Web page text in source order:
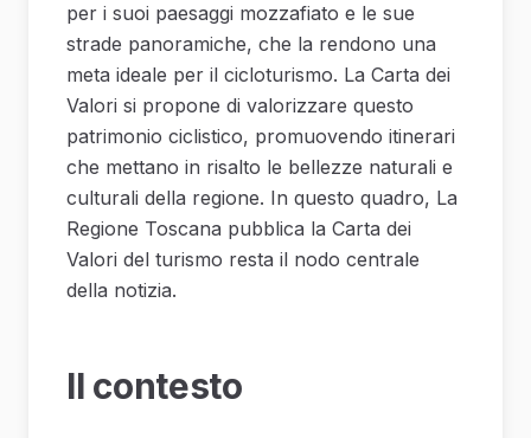
per i suoi paesaggi mozzafiato e le sue
strade panoramiche, che la rendono una
meta ideale per il cicloturismo. La Carta dei
Valori si propone di valorizzare questo
patrimonio ciclistico, promuovendo itinerari
che mettano in risalto le bellezze naturali e
culturali della regione. In questo quadro, La
Regione Toscana pubblica la Carta dei
Valori del turismo resta il nodo centrale
della notizia.
Il contesto